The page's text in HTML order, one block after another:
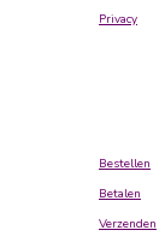
Privacy
Bestellen
Betalen
Verzenden